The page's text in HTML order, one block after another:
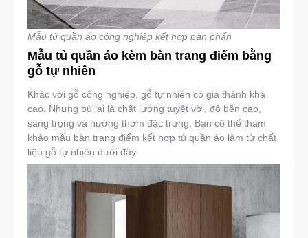
Mẫu tủ quần áo công nghiệp kết hợp bàn phấn
Mẫu tủ quần áo kèm bàn trang điểm bằng
gỗ tự nhiên
Khác với gỗ công nghiệp, gỗ tự nhiên có giá thành khá
cao. Nhưng bù lại là chất lượng tuyệt vời, độ bền cao,
sang trọng và hương thơm đặc trưng. Bạn có thể tham
khảo mẫu bàn trang điểm kết hợp tủ quần áo làm từ chất
liệu gỗ tự nhiên dưới đây.